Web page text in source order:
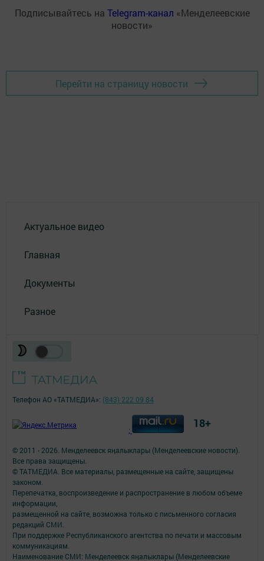
Подписывайтесь на Telegram-канал «Менделеевские
новости»
Перейти на страницу новости
Актуальное видео
Главная
Документы
Разное
© 2011 - 2026. Менделеевск яӊалыклары (Менделеевские новости).
Все права защищены.
© ТАТМЕДИА. Все материалы, размещенные на сайте, защищены
законом.
Перепечатка, воспроизведение и распространение в любом объеме
информации,
размещенной на сайте, возможна только с письменного согласия
редакций СМИ.
При поддержке Республиканского агентства по печати и массовым
коммуникациям.
Наименование СМИ: Менделеевск яӊалыклары (Менделеевские
Телефон АО «ТАТМЕДИА»: (843) 222 09 84
; 18+